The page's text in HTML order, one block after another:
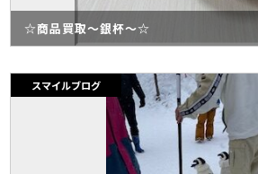
☆商品買取～銀杯～☆
スマイルブログ